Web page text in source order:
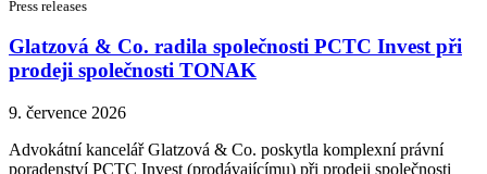
Press releases
Glatzová & Co. radila společnosti PCTC Invest při
prodeji společnosti TONAK
9. července 2026
Advokátní kancelář Glatzová & Co. poskytla komplexní právní
poradenství PCTC Invest (prodávajícímu) při prodeji společnosti